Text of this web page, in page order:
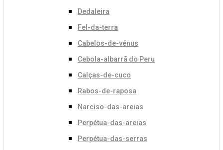
Dedaleira
Fel-da-terra
Cabelos-de-vénus
Cebola-albarrã do Peru
Calças-de-cuco
Rabos-de-raposa
Narciso-das-areias
Perpétua-das-areias
Perpétua-das-serras